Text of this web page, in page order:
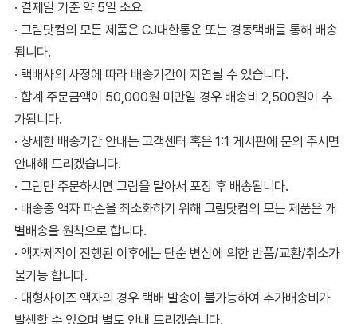
· 결제일 기준 약 5일 소요
· 그림닷컴의 모든 제품은 CJ대한통운 또는 경동택배를 통해 배송
됩니다.
· 택배사의 사정에 따라 배송기간이 지연될 수 있습니다.
· 합계 주문금액이 50,000원 미만일 경우 배송비 2,500원이 추
가됩니다.
· 상세한 배송기간 안내는 고객센터 혹은 1:1 게시판에 문의 주시면
안내해 드리겠습니다.
· 그림만 주문하시면 그림을 말아서 포장 후 배송됩니다.
· 배송중 액자 파손을 최소화하기 위해 그림닷컴의 모든 제품은 개
별배송을 원칙으로 합니다.
· 액자제작이 진행된 이후에는 단순 변심에 의한 반품/교환/취소가
불가능 합니다.
· 대형사이즈 액자의 경우 택배 발송이 불가능하여 추가배송비가
발생할 수 있으며 별도 안내 드리겠습니다.